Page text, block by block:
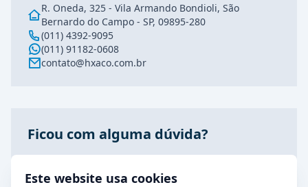
Este website usa cookies
R. Oneda, 325 - Vila Armando Bondioli, São
Bernardo do Campo - SP, 09895-280
(011) 4392-9095
(011) 91182-0608
contato@hxaco.com.br
Ficou com alguma dúvida?
prontos para atende-lo!